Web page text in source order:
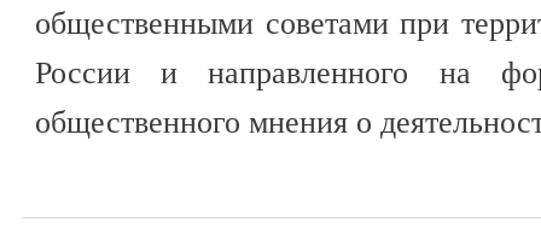
общественными советами при
России и направленного на
общественного мнения о